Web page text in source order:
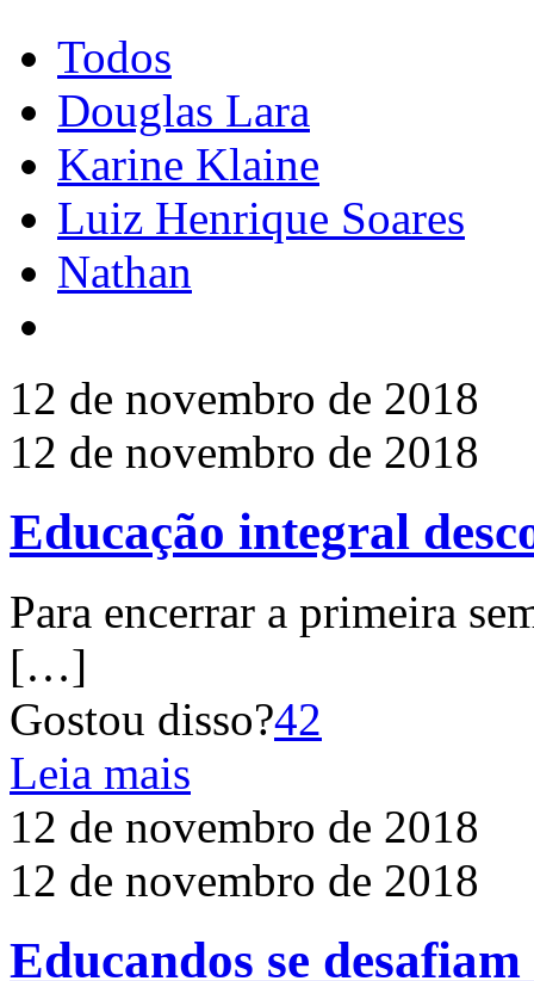
Todos
Douglas Lara
Karine Klaine
Luiz Henrique Soares
Nathan
12 de novembro de 2018
12 de novembro de 2018
Educação integral
Para encerrar a primeira
[…]
Gostou disso?42
Leia mais
12 de novembro de 2018
12 de novembro de 2018
Educandos se